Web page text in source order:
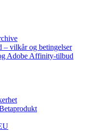
– vilkår og betingelser
Adobe Affinity-tilbud